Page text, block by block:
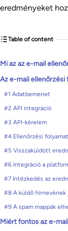
eredményeket
Table of content
Mi az az e-mail
Az e-mail ellenőrzési
#1 Adatbemenet
#2 API integráció
#3 API-kérelem
#4 Ellenőrzési folyamat
#5 Visszaküldött
#6 Integráció a
#7 Intézkedés az
#8 A küldő hírnevének
#9 A spam mappák
Miért fontos az e-